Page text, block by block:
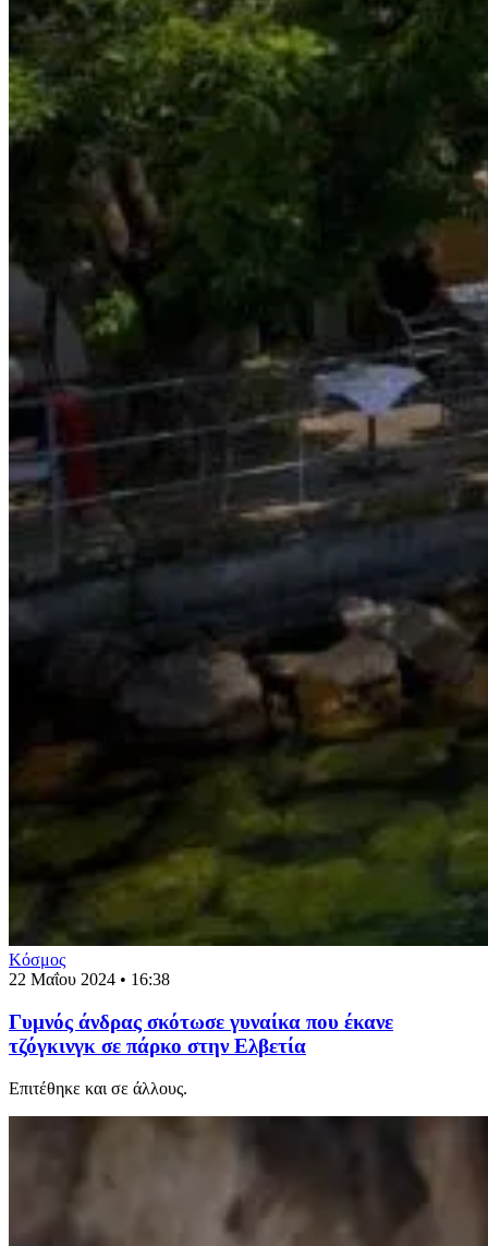
Κόσμος
22 Μαΐου 2024 • 16:38
Γυμνός άνδρας σκότωσε γυναίκα που έκανε
τζόγκινγκ σε πάρκο στην Ελβετία
Επιτέθηκε και σε άλλους.